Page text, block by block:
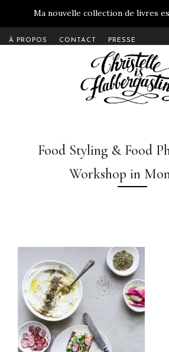
Ma nouvelle collection de livres
À PROPOS CONTACT PRESSE
Food Styling & Food
Workshop in